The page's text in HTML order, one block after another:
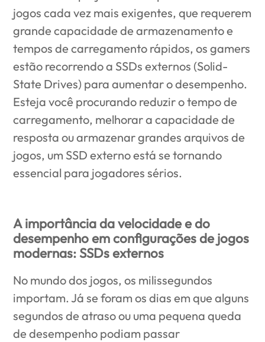
jogos cada vez mais exigentes, que requerem
grande capacidade de armazenamento e
tempos de carregamento rápidos, os gamers
estão recorrendo a SSDs externos (Solid-
State Drives) para aumentar o desempenho.
Esteja você procurando reduzir o tempo de
carregamento, melhorar a capacidade de
resposta ou armazenar grandes arquivos de
jogos, um SSD externo está se tornando
essencial para jogadores sérios.
A importância da velocidade e do
desempenho em configurações de jogos
modernas: SSDs externos
No mundo dos jogos, os milissegundos
importam. Já se foram os dias em que alguns
segundos de atraso ou uma pequena queda
de desempenho podiam passar